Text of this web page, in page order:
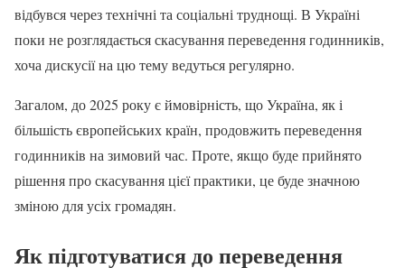
відбувся через технічні та соціальні труднощі. В Україні
поки не розглядається скасування переведення годинників,
хоча дискусії на цю тему ведуться регулярно.
Загалом, до 2025 року є ймовірність, що Україна, як і
більшість європейських країн, продовжить переведення
годинників на зимовий час. Проте, якщо буде прийнято
рішення про скасування цієї практики, це буде значною
зміною для усіх громадян.
Як підготуватися до переведення